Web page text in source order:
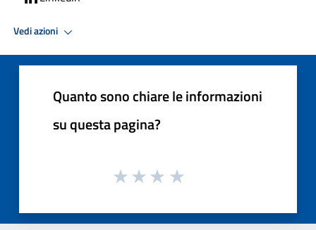
Vedi azioni
Quanto sono chiare le informazioni
su questa pagina?